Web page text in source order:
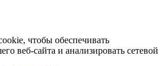
чтобы обеспечивать
веб-сайта и анализировать сетевой